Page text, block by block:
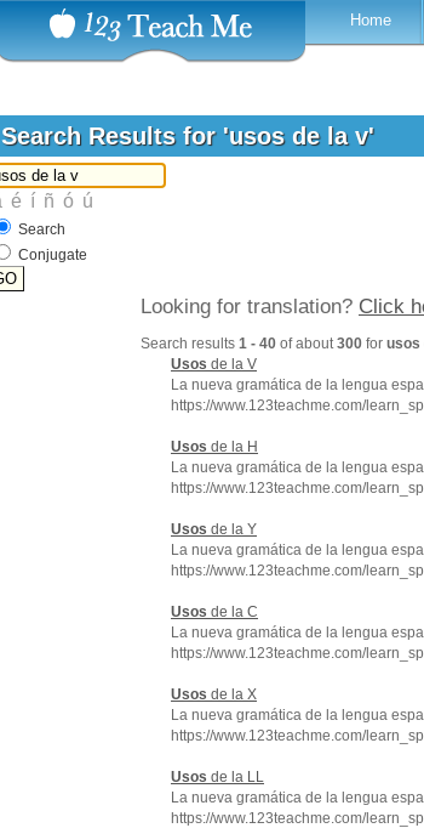
Home
Search Results for 'usos de la v'
Search
Conjugate
Looking for translation? Click
Search results 1 - 40 of about300 for usos
Usos de la V
La nueva gramática de la lengua
https://www.123teachme.com/
Usos de la H
La nueva gramática de la lengua
https://www.123teachme.com/
Usos de la Y
La nueva gramática de la lengua
https://www.123teachme.com/
Usos de la C
La nueva gramática de la lengua
https://www.123teachme.com/
Usos de la X
La nueva gramática de la lengua
https://www.123teachme.com/
Usos de la LL
La nueva gramática de la lengua
https://www.123teachme.com/